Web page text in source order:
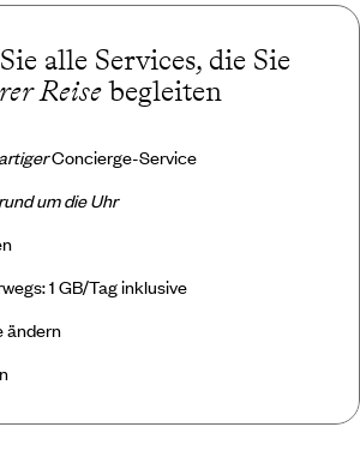
alle Services, die Sie
Reisebegleiten
Concierge-Service
rund um die Uhr
1 GB/Tag inklusive
ändern